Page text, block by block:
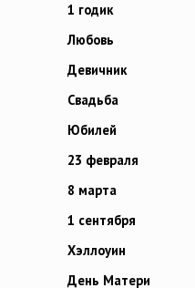
1 годик
Любовь
Девичник
Свадьба
Юбилей
23 февраля
8 марта
1 сентября
Хэллоуин
День Матери